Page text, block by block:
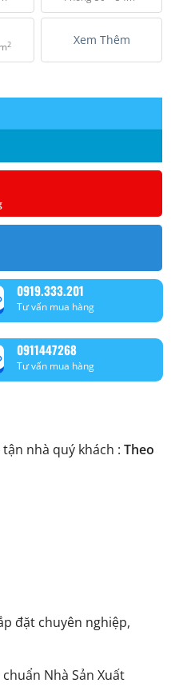
2 Xem Thêm
0919.333.201
Tư vấn mua hàng
0911447268
Tư vấn mua hàng
nhà quý khách : Theo
đặt chuyên nghiệp,
Nhà Sản Xuất